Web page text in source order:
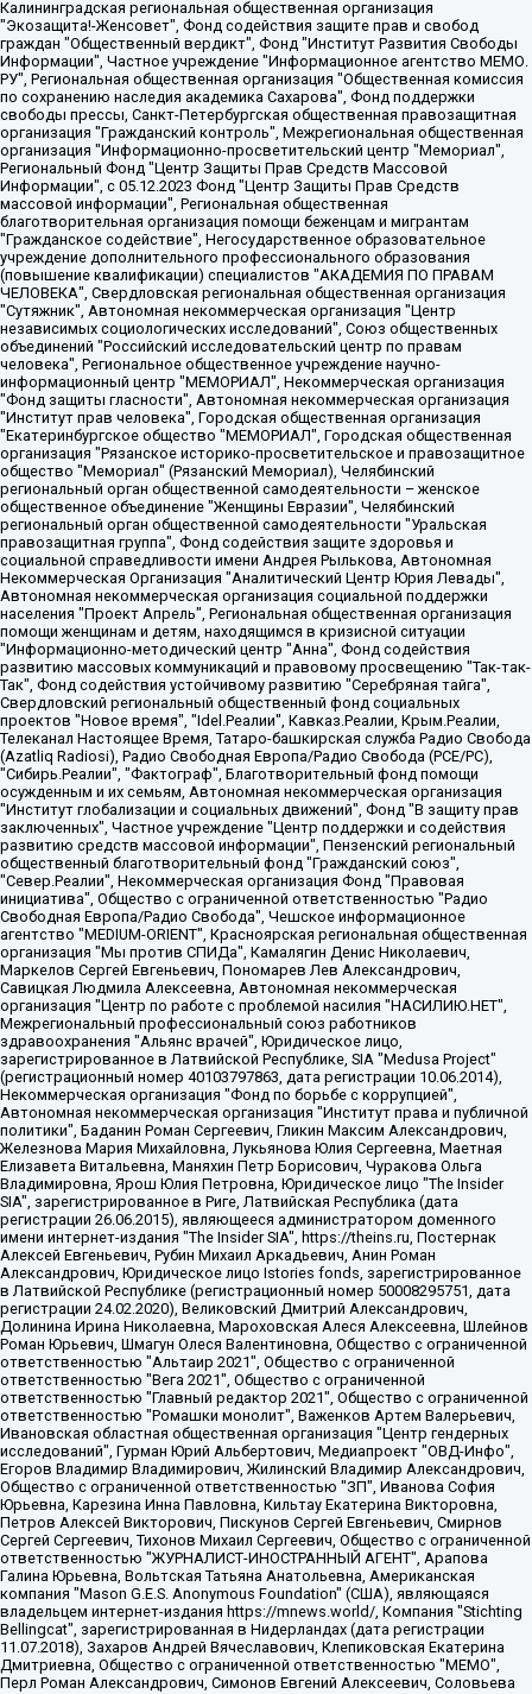
Калининградская региональная общественная организация "Экозащита!-Женсовет", Фонд содействия защите прав и свобод граждан "Общественный вердикт", Фонд "Институт Развития Свободы Информации", Частное учреждение "Информационное агентство МЕМО. РУ", Региональная общественная организация "Общественная комиссия по сохранению наследия академика Сахарова", Фонд поддержки свободы прессы, Санкт-Петербургская общественная правозащитная организация "Гражданский контроль", Межрегиональная общественная организация "Информационно-просветительский центр "Мемориал", Региональный Фонд "Центр Защиты Прав Средств Массовой Информации", с 05.12.2023 Фонд "Центр Защиты Прав Средств массовой информации", Региональная общественная благотворительная организация помощи беженцам и мигрантам "Гражданское содействие", Негосударственное образовательное учреждение дополнительного профессионального образования (повышение квалификации) специалистов "АКАДЕМИЯ ПО ПРАВАМ ЧЕЛОВЕКА", Свердловская региональная общественная организация "Сутяжник", Автономная некоммерческая организация "Центр независимых социологических исследований", Союз общественных объединений "Российский исследовательский центр по правам человека", Региональное общественное учреждение научно-информационный центр "МЕМОРИАЛ", Некоммерческая организация "Фонд защиты гласности", Автономная некоммерческая организация "Институт прав человека", Городская общественная организация "Екатеринбургское общество "МЕМОРИАЛ", Городская общественная организация "Рязанское историко-просветительское и правозащитное общество "Мемориал" (Рязанский Мемориал), Челябинский региональный орган общественной самодеятельности – женское общественное объединение "Женщины Евразии", Челябинский региональный орган общественной самодеятельности "Уральская правозащитная группа", Фонд содействия защите здоровья и социальной справедливости имени Андрея Рылькова, Автономная Некоммерческая Организация "Аналитический Центр Юрия Левады", Автономная некоммерческая организация социальной поддержки населения "Проект Апрель", Региональная общественная организация помощи женщинам и детям, находящимся в кризисной ситуации "Информационно-методический центр "Анна", Фонд содействия развитию массовых коммуникаций и правовому просвещению "Так-так-Так", Фонд содействия устойчивому развитию "Серебряная тайга", Свердловский региональный общественный фонд социальных проектов "Новое время", "Idel.Реалии", Кавказ.Реалии, Крым.Реалии, Телеканал Настоящее Время, Татаро-башкирская служба Радио Свобода (Azatliq Radiosi), Радио Свободная Европа/Радио Свобода (PCE/PC), "Сибирь.Реалии", "Фактограф", Благотворительный фонд помощи осужденным и их семьям, Автономная некоммерческая организация "Институт глобализации и социальных движений", Фонд "В защиту прав заключенных", Частное учреждение "Центр поддержки и содействия развитию средств массовой информации", Пензенский региональный общественный благотворительный фонд "Гражданский союз", "Север.Реалии", Некоммерческая организация Фонд "Правовая инициатива", Общество с ограниченной ответственностью "Радио Свободная Европа/Радио Свобода", Чешское информационное агентство "MEDIUM-ORIENT", Красноярская региональная общественная организация "Мы против СПИДа", Камалягин Денис Николаевич, Маркелов Сергей Евгеньевич, Пономарев Лев Александрович, Савицкая Людмила Алексеевна, Автономная некоммерческая организация "Центр по работе с проблемой насилия "НАСИЛИЮ.НЕТ", Межрегиональный профессиональный союз работников здравоохранения "Альянс врачей", Юридическое лицо, зарегистрированное в Латвийской Республике, SIA "Medusa Project" (регистрационный номер 40103797863, дата регистрации 10.06.2014), Некоммерческая организация "Фонд по борьбе с коррупцией", Автономная некоммерческая организация "Институт права и публичной политики", Баданин Роман Сергеевич, Гликин Максим Александрович, Железнова Мария Михайловна, Лукьянова Юлия Сергеевна, Маетная Елизавета Витальевна, Маняхин Петр Борисович, Чуракова Ольга Владимировна, Ярош Юлия Петровна, Юридическое лицо "The Insider SIA", зарегистрированное в Риге, Латвийская Республика (дата регистрации 26.06.2015), являющееся администратором доменного имени интернет-издания "The Insider SIA", https://theins.ru, Постернак Алексей Евгеньевич, Рубин Михаил Аркадьевич, Анин Роман Александрович, Юридическое лицо Istories fonds, зарегистрированное в Латвийской Республике (регистрационный номер 50008295751, дата регистрации 24.02.2020), Великовский Дмитрий Александрович, Долинина Ирина Николаевна, Мароховская Алеся Алексеевна, Шлейнов Роман Юрьевич, Шмагун Олеся Валентиновна, Общество с ограниченной ответственностью "Альтаир 2021", Общество с ограниченной ответственностью "Вега 2021", Общество с ограниченной ответственностью "Главный редактор 2021", Общество с ограниченной ответственностью "Ромашки монолит", Важенков Артем Валерьевич, Ивановская областная общественная организация "Центр гендерных исследований", Гурман Юрий Альбертович, Медиапроект "ОВД-Инфо", Егоров Владимир Владимирович, Жилинский Владимир Александрович, Общество с ограниченной ответственностью "ЗП", Иванова София Юрьевна, Карезина Инна Павловна, Кильтау Екатерина Викторовна, Петров Алексей Викторович, Пискунов Сергей Евгеньевич, Смирнов Сергей Сергеевич, Тихонов Михаил Сергеевич, Общество с ограниченной ответственностью "ЖУРНАЛИСТ-ИНОСТРАННЫЙ АГЕНТ", Арапова Галина Юрьевна, Вольтская Татьяна Анатольевна, Американская компания "Mason G.E.S. Anonymous Foundation" (США), являющаяся владельцем интернет-издания https://mnews.world/, Компания "Stichting Bellingcat", зарегистрированная в Нидерландах (дата регистрации 11.07.2018), Захаров Андрей Вячеславович, Клепиковская Екатерина Дмитриевна, Общество с ограниченной ответственностью "МЕМО", Перл Роман Александрович, Симонов Евгений Алексеевич, Соловьева Елена Анатольевна, Сотников Даниил Владимирович, Сурначева Елизавета Дмитриевна, Автономная некоммерческая организация по защите прав человека и информированию населения "Якутия – Наше Мнение", Общество с ограниченной ответственностью "Москоу диджитал медиа", с 26.01.2023 Общество с ограниченной ответственностью "Чайка Белые сады", Ветошкина Валерия Валерьевна, Заговора Максим Александрович, Межрегиональное общественное движение "Российская ЛГБТ - сеть", Оленичев Максим Владимирович, Павлов Иван Юрьевич, Скворцова Елена Сергеевна, Общество с ограниченной ответственностью "Как бы инагент", Кочетков Игорь Викторович, Общество с ограниченной ответственностью "Честные выборы", Еланчик Олег Александрович, Общество с ограниченной ответственностью "Нобелевский призыв", Гималова Регина Эмилевна, Григорьев Андрей Валерьевич, Григорьева Алина Александровна, Ассоциация по содействию защите прав призывников, альтернативнослужащих и военнослужащих "Правозащитная группа "Гражданин.Армия.Право", Хисамова Регина Фаритовна, Автономная некоммерческая организация по реализации социально-правовых программ "Лилит", Дальневосточное общественное движение "Маяк", Санкт-Петербургская ЛГБТ-инициативная группа "Выход", Инициативная группа ЛГБТ+ "Реверс", Алексеев Андрей Викторович, Бекбулатова Таисия Львовна, Беляев Иван Михайлович, Владыкина Елена Сергеевна, Гельман Марат Александрович, Никульшина Вероника Юрьевна, Толоконникова Надежда Андреевна, Шендерович Виктор Анатольевич, Общество с ограниченной ответственностью "Данное сообщение", Общество с ограниченной ответственностью Издательский дом "Новая глава", Айнбиндер Александра Александровна, Московский комьюнити-центр для ЛГБТ+инициатив, Благотворительный фонд развития филантропии, Deutsche Welle (Германия, Kurt-Schumacher-Strasse 3, 53113 Bonn), Борзунова Мария Михайловна, Воробьев Виктор Викторович, Голубева Анна Львовна, Константинова Алла Михайловна, Малкова Ирина Владимировна, Мурадов Мурад Абдулгалимович, Осетинская Елизавета Николаевна, Понасенков Евгений Николаевич, Ганапольский Матвей Юрьевич, Киселев Евгений Алексеевич, Борухович Ирина Григорьевна, Дремин Иван Тимофеевич, Дубровский Дмитрий Викторович, Красноярская региональная общественная организация поддержки и развития альтернативных образовательных технологий и межкультурных коммуникаций "ИНТЕРРА", Маяковская Екатерина Алексеевна, Фейгин Марк Захарович, Филимонов Андрей Викторович, Дзугкоева Регина Николаевна, Доброхотов Роман Александрович, Дудь Юрий Александрович, Елкин Сергей Владимирович, Кругликов Кирилл Игоревич, Сабунаева Мария Леонидовна, Семенов Алексей Владимирович, Шаинян Карен Багратович, Шульман Екатерина Михайловна, Асафьев Артур Валерьевич, Вахштайн Виктор Семенович, Венедиктов Алексей Алексеевич, Лушникова Екатерина Евгеньевна, Волков Леонид Михайлович, Невзоров Александр Глебович, Пархоменко Сергей Борисович, Сироткин Ярослав Николаевич, Кара-Мурза Владимир Владимирович, Баранова Наталья Владимировна, Гозман Леонид Яковлевич, Кагарлицкий Борис Юльевич, Климарев Михаил Валерьевич, Милов Владимир Станиславович, Автономная некоммерческая организация Краснодарский центр современного искусства "Типография", Моргенштерн Алишер Тагирович, Соболь Любовь Эдуардовна, Общество с ограниченной ответственностью "ЛИЗА НОРМ", Каспаров Гарри Кимович, Ходорковский Михаил Борисович, Общество с ограниченной ответственностью "Апрельские тезисы", Данилович Ирина Брониславовна, Кашин Олег Владимирович, Петров Николай Владимирович, Пивоваров Алексей Владимирович, Соколов Михаил Владимирович, Цветкова Юлия Владимировна, Чичваркин Евгений Александрович, Комитет против пыток/Команда против пыток, Общество с ограниченной ответственностью "Первый научный", Общество с ограниченной ответственностью "Вертолет и ко", Белоцерковская Вероника Борисовна, Кац Максим Евгеньевич, Лазарева Татьяна Юрьевна, Шаведдинов Руслан Табризович, Яшин Илья Валерьевич, Общество с ограниченной ответственностью "Иноагент ААВ", Алешковский Дмитрий Петрович, Альбац Евгения Марковна, Быков Дмитрий Львович, Галямина Юлия Евгеньевна, Лойко Сергей Леонидович, Мартынов Кирилл Константинович, Медведев Сергей Александрович, Крашенинников Федор Геннадиевич, Гордеева Катерина Вл